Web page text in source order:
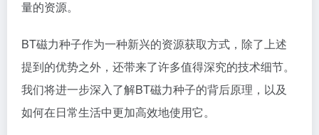
量的资源。
BT磁力种子作为一种新兴的资源获取方式，除了上述
提到的优势之外，还带来了许多值得深究的技术细节。
我们将进一步深入了解BT磁力种子的背后原理，以及
如何在日常生活中更加高效地使用它。